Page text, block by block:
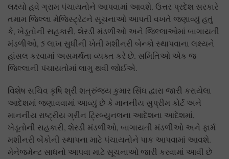
લક્ષ્યો હવે ગ્રામ પંચાયતોને આપવામાં આવશે. ઉત્તર પ્રદેશ સરકારે
તમામ જિલ્લા મેજિસ્ટ્રેટને સૂચનાઓ આપતી વખતે જણાવ્યું હતું
કે, ખેડૂતોની સહકારી, શેરડી મંડળીઓ અને જિલ્લાઓમાં બાગાયતી
મંડળીઓ, 5 લાખ સુધીની ખેતી મશીનરી બેન્કો સ્થાપવાના લક્ષ્યને
હાંસલ કરવામાં અસમર્થતા વ્યક્ત કરે છે. સમિતિઓ એક જ
જિલ્લાની પંચાયતોમાં લાગુ થવી જોઈએ.
વિશેષ સચિવ કૃષિ શ્રી શત્રુંજય કુમાર સિંઘ દ્વારા જારી કરાયેલા
આદેશમાં જણાવવામાં આવ્યું છે કે માનનીય સુપ્રીમ કોર્ટ અને
માનનીય રાષ્ટ્રીય ગ્રીન ટ્રિબ્યુનલના આદેશના આદેશમાં,
ખેડૂતોની સહકારી, શેરડી મંડળીઓ, બાગાયતી મંડળીઓ અને ફાર્મ
મશીનરી બેંકોની સ્થાપના માટે પંચાયતોને પાક આપવામાં આવશે.
મેનેજમેન્ટ સાધનો આપવા માટે સૂચનાઓ જારી કરવામાં આવી છે